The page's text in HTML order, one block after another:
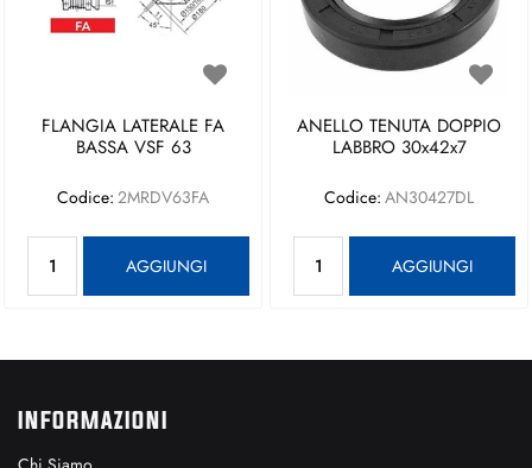
FLANGIA LATERALE FA
BASSA VSF 63
Codice: 2MRDV63FA
AGGIUNGI
ANELLO TENUTA DOPPIO
LABBRO 30x42x7
Codice: AN30427DL
AGGIUNGI
INFORMAZIONI